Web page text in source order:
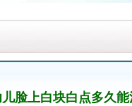
脸上白块白点多久能